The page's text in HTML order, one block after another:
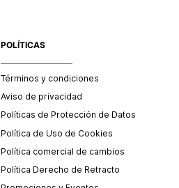
POLÍTICAS
Términos y condiciones
Aviso de privacidad
Políticas de Protección de Datos
Política de Uso de Cookies
Política comercial de cambios
Política Derecho de Retracto